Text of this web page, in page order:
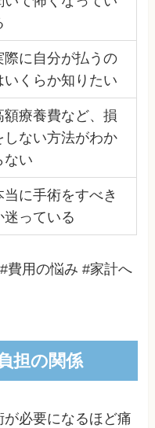
際に自分が払うの
いくらか知りたい
額療養費など、損
しない方法がわか
ない
当に手術をすべき
迷っている
費用の悩み #家計へ
担の関係
必要になるほど痛